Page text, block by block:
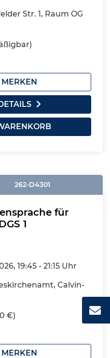
Str. 1, Raum OG
262-D4301
für
1
19:45 - 21:15 Uhr
Calvin-
€)